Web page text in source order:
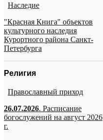
Наследие
"Красная Книга" объектов
культурного наследия
Курортного района Санкт-
Петербурга
Религия
Православный приход
26.07.2026. Расписание
богослужений на август 2026
г.